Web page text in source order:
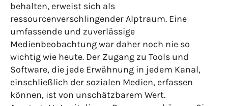
behalten, erweist sich als
ressourcenverschlingender Alptraum. Eine
umfassende und zuverlässige
Medienbeobachtung war daher noch nie so
wichtig wie heute. Der Zugang zu Tools und
Software, die jede Erwähnung in jedem Kanal,
einschließlich der sozialen Medien, erfassen
können, ist von unschätzbarem Wert.